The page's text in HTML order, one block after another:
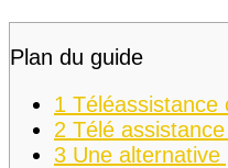
Plan du guide
1 Téléassistance
2 Télé
3 Une